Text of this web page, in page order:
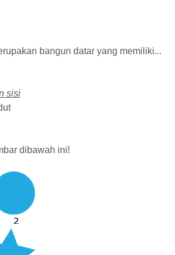
bangun datar yang memiliki...
sisi
dibawah ini!